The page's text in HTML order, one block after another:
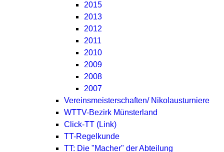
2015
2013
2012
2011
2010
2009
2008
2007
Vereinsmeisterschaften/ Nikolausturniere
WTTV-Bezirk Münsterland
Click-TT (Link)
TT-Regelkunde
TT: Die "Macher" der Abteilung